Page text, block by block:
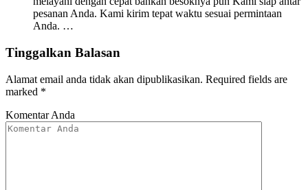
pesanan Anda. Kami kirim tepat waktu sesuai permintaan
Anda. …
Tinggalkan Balasan
Alamat email anda tidak akan dipublikasikan. Required fields are
marked *
Komentar Anda